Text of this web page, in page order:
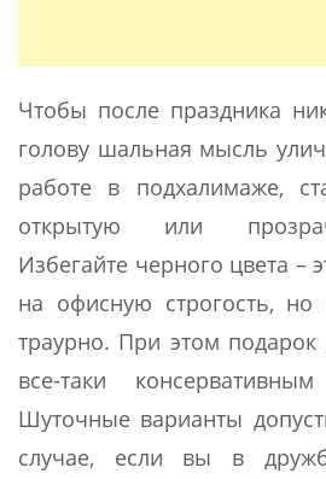
Чтобы после праздника
голову шальная мысль
работе в подхалимаже,
открытую или
Избегайте черного цвета –
на офисную строгость, но
траурно. При этом подарок
все-таки
Шуточные варианты
случае, если вы в